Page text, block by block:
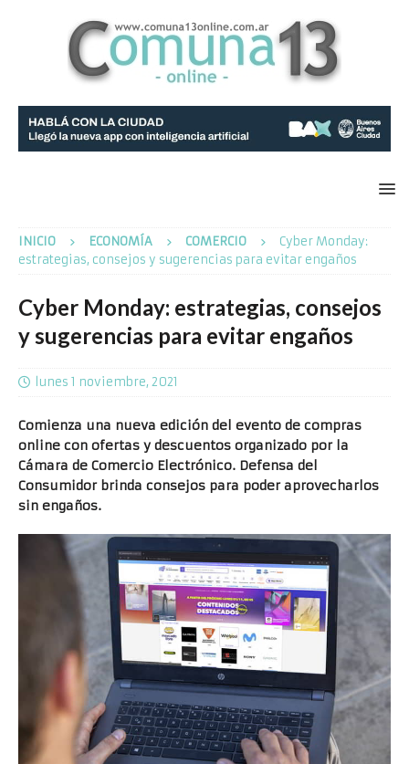
INICIO ECONOMÍA COMERCIO
Cyber Monday:
estrategias, consejos y sugerencias para evitar engaños
Cyber Monday: estrategias, consejos
y sugerencias para evitar engaños
lunes 1 noviembre, 2021
Comienza una nueva edición del evento de compras
online con ofertas y descuentos organizado por la
Cámara de Comercio Electrónico. Defensa del
Consumidor brinda consejos para poder aprovecharlos
sin engaños.